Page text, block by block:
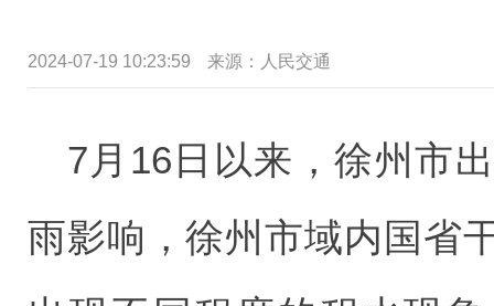
2024-07-19 10:23:59 来源： 人民交通
7月16日以来，徐州市
雨影响，徐州市域内国省